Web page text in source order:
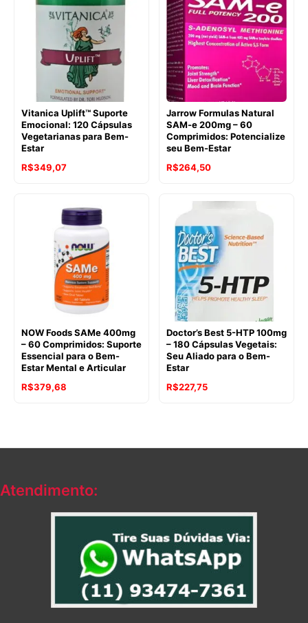
R$241,40.R$186,43.
Vitanica Uplift™ Suporte
Emocional: 120 Cápsulas
Vegetarianas para Bem-
Estar
O
R$349,07O
é:
R$349,07.
Jarrow Formulas Natural
SAM-e 200mg – 60
Comprimidos: Potencialize
seu Bem-Estar
O
original
era:
R$428,30.
R$264,50O
atual
R$264,50.
NOW Foods SAMe 400mg
– 60 Comprimidos: Suporte
Essencial para o Bem-
Estar Mental e Articular
O
R$379,68
Doctor’s Best 5-HTP 100mg
– 180 Cápsulas Vegetais:
Seu Aliado para o Bem-
Estar
O
R$227,75O
Atendimento: